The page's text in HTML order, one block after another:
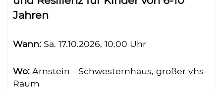
Jahren
Wann: Sa. 17.10.2026, 10.00 Uhr
Wo: Arnstein - Schwesternhaus, großer vhs-
Raum